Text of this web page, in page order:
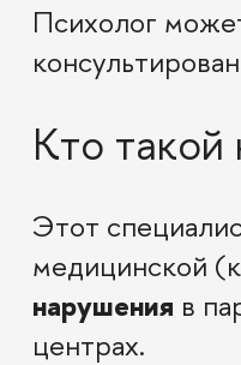
Психолог
Кто такой
Этот
медицинской
нарушения в
центрах.